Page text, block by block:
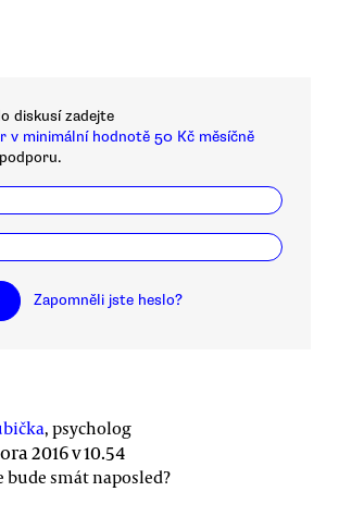
diskusí zadejte
v minimální hodnotě 50 Kč měsíčně
Zapomněli jste heslo?
, psycholog
2016 v 10.54
bude smát naposled?